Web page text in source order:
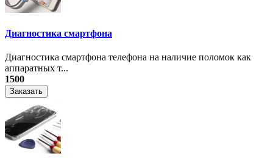
Диагностика смартфона
Диагностика смартфона телефона на наличие поломок как
аппаратных т...
1500
Заказать